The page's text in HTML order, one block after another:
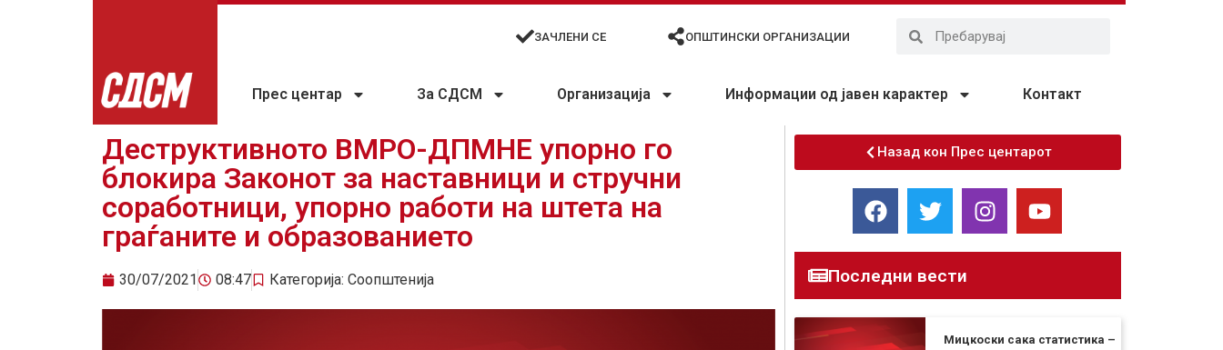
ЗАЧЛЕНИ СЕ ОПШТИНСКИ ОРГАНИЗАЦИИ
Прес центар За СДСМ Организација Информации од јавен карактер Контакт
Деструктивното ВМРО-ДПМНЕ упорно го
блокира Законот за наставници и стручни
соработници, упорно работи на штета на
граѓаните и образованието
30/07/2021 08:47 Категорија: Соопштенија
Назад кон Прес центарот
Последни вести
Мицкоски сака статистика –